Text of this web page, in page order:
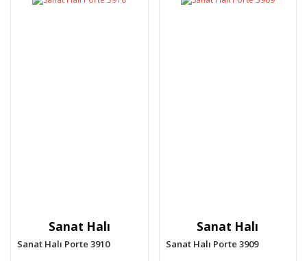
Sanat Halı
Sanat Halı Porte 3910
Sanat Halı
Sanat Halı Porte 3909